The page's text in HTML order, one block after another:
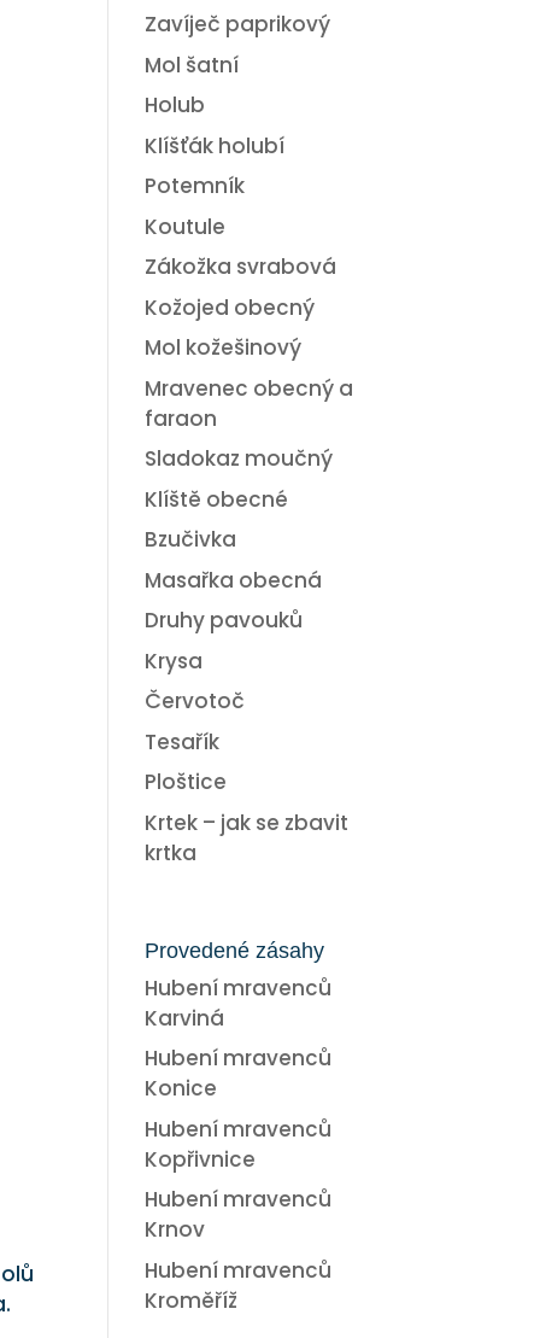
Zavíječ paprikový
Mol šatní
Holub
Klíšťák holubí
Potemník
Koutule
Zákožka svrabová
Kožojed obecný
Mol kožešinový
Mravenec obecný a
faraon
Sladokaz moučný
Klíště obecné
Bzučivka
Masařka obecná
Druhy pavouků
Krysa
Červotoč
Tesařík
Ploštice
Krtek – jak se zbavit
krtka
Provedené zásahy
Hubení mravenců
Karviná
Hubení mravenců
Konice
Hubení mravenců
Kopřivnice
Hubení mravenců
Krnov
Hubení mravenců
Kroměříž